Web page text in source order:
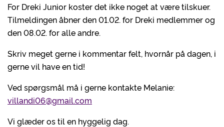
For Dreki Junior koster det ikke noget at være tilskuer.
Tilmeldingen åbner den 01.02. for Dreki medlemmer og
den 08.02. for alle andre.
Skriv meget gerne i kommentar felt, hvornår på dagen, i
gerne vil have en tid!
Ved spørgsmål må i gerne kontakte Melanie:
villandi06@gmail.com
Vi glæder os til en hyggelig dag.